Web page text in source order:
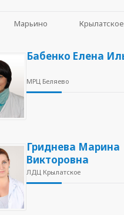
Марьино Крылатское
Бабенко Елена
МРЦ Беляево
Гриднева Марина
Викторовна
ЛДЦ Крылатское